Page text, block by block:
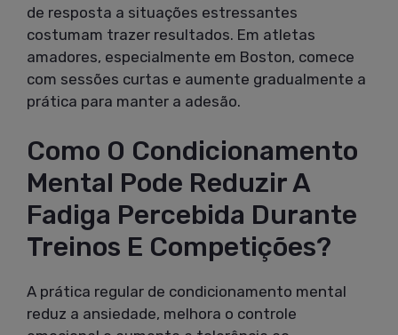
de resposta a situações estressantes
costumam trazer resultados. Em atletas
amadores, especialmente em Boston, comece
com sessões curtas e aumente gradualmente a
prática para manter a adesão.
Como O Condicionamento
Mental Pode Reduzir A
Fadiga Percebida Durante
Treinos E Competições?
A prática regular de condicionamento mental
reduz a ansiedade, melhora o controle